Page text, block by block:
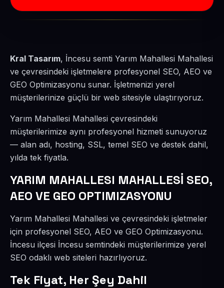
Kral Tasarım, İncesu semti Yarım Mahallesi Mahallesi
ve çevresindeki işletmelere profesyonel SEO, AEO ve
GEO Optimizasyonu sunar. İşletmenizi yerel
müşterilerinize güçlü bir web sitesiyle ulaştırıyoruz.
Yarım Mahallesi Mahallesi çevresindeki
müşterilerimize aynı profesyonel hizmeti sunuyoruz
— alan adı, hosting, SSL, temel SEO ve destek dahil,
yılda tek fiyatla.
YARIM MAHALLESI MAHALLESİ SEO,
AEO VE GEO OPTIMIZASYONU
Yarım Mahallesi Mahallesi ve çevresindeki işletmeler
için profesyonel SEO, AEO ve GEO Optimizasyonu.
İncesu ilçesi İncesu semtindeki müşterilerimize yerel
SEO odaklı web siteleri hazırlıyoruz.
Tek Fiyat, Her Şey Dahil